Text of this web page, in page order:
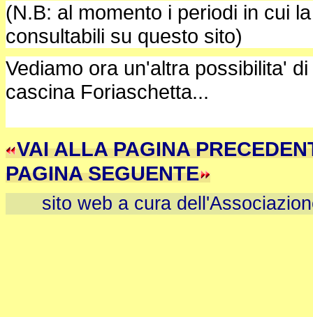
(N.B: al momento i periodi in cui
consultabili su questo sito)
Vediamo ora un'altra possibilita'
cascina Foriaschetta...
VAI ALLA PAGINA
PAGINA SEGUENTE
sito web a cura